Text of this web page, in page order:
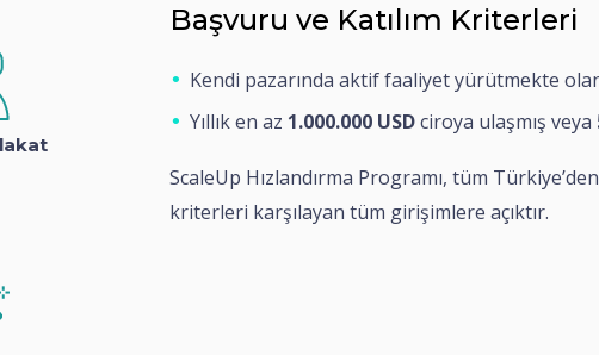
Başvuru ve Katılım Kriterleri
Kendi pazarında aktif faaliyet yürütmekte
Yıllık en az 1.000.000 USDciroya ulaşmış veya
ScaleUp Hızlandırma Programı, tüm
kriterleri karşılayan tüm girişimlere açıktır.